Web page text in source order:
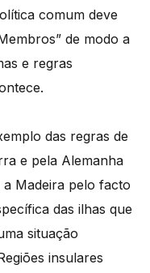
comum deve
de modo a
e regras
das regras de
e pela Alemanha
Madeira pelo facto
das ilhas que
situação
insulares